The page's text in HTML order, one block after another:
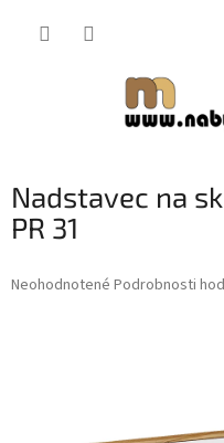
Nadstavec na
PR 31
Priemerné
Neohodnotené Podrobnosti